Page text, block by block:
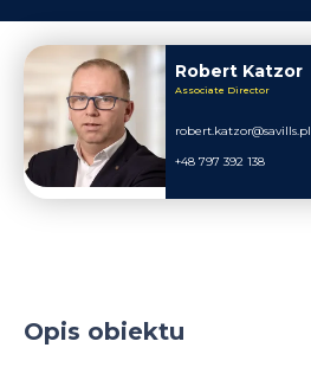
Robert Katzor
Associate Director
robert.katzor@savills.pl
+48 797 392 138
Opis obiektu